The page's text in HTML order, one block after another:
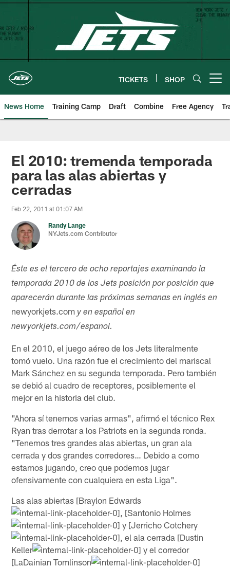
Skip
content
TICKETS SHOP
News Home Training Camp Draft Combine Free Agency
El 2010: tremenda temporada
para las alas abiertas y
cerradas
Feb 22, 2011 at 01:07 AM
Randy Lange
NYJets.com Contributor
Éste es el tercero de ocho reportajes examinando la
temporada 2010 de los Jets posición por posición que
aparecerán durante las próximas semanas en inglés en
newyorkjets.com y en español en
newyorkjets.com/espanol.
En el 2010, el juego aéreo de los Jets literalmente
tomó vuelo. Una razón fue el crecimiento del mariscal
Mark Sánchez en su segunda temporada. Pero también
se debió al cuadro de receptores, posiblemente el
mejor en la historia del club.
"Ahora sí tenemos varias armas", afirmó el técnico Rex
Ryan tras derrotar a los Patriots en la segunda ronda.
"Tenemos tres grandes alas abiertas, un gran ala
cerrada y dos grandes corredores… Debido a como
estamos jugando, creo que podemos jugar
ofensivamente con cualquiera en esta Liga".
Las alas abiertas [Braylon Edwards
, [Santonio Holmes
y [Jerricho Cotchery
, el ala cerrada [Dustin
Keller
y el corredor
[LaDainian Tomlinson